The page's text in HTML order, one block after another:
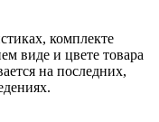
комплекте
виде и цвете товара
на последних,